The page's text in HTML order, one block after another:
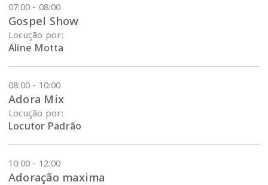
07:00 - 08:00
Gospel Show
Locução por:
Aline Motta
08:00 - 10:00
Adora Mix
Locução por:
Locutor Padrão
10:00 - 12:00
Adoração maxima